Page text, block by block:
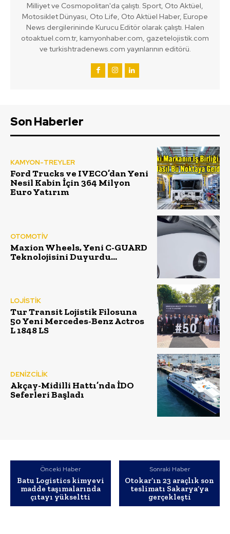
Milliyet ve Cosmopolitan'da çalıştı. Sport, Oto Aktüel,
Motosiklet Dünyası, Oto Life, Oto Aktüel Haber, Europe
News dergilerininde Kurucu Editör olarak çalıştı. Halen
otoaktuel.com.tr, kamyonhaber.com, gazetelojistik.com
ve turkishtradenews.com yayınlarının editörü.
Son Haberler
KAMYON-TREYLER
Ford Trucks ve IVECO’dan Yeni
Nesil Kabin İçin 364 Milyon
Euro Yatırım
OTOMOTİV
Maxion Wheels, Yeni C-GUARD
Teknolojisini Duyurdu…
LOJİSTİK
Tur Transit Lojistik Filosuna
50 Yeni Mercedes-Benz Actros
L 1848 LS
DENİZCİLİK
Akçay-Midilli Hattı’nda İDO
Seferleri Başladı
Önceki Haber
Batu Logistics kimyevi
madde taşımalarında
çıtayı yükseltti
Sonraki Haber
Otokar’ın 23 araçlık son
teslimatı Sakarya’ya
gerçekleşti